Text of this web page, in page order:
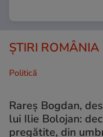
ȘTIRI ROMÂNIA
Politică
Rareș Bogdan,
lui Ilie Bolojan:
pregătite, din